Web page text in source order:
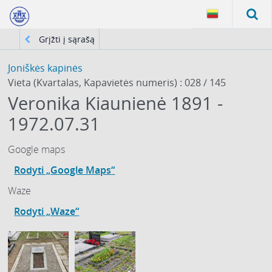
Grįžti į sąrašą
Joniškės kapinės
Vieta (Kvartalas, Kapavietės numeris) : 028 / 145
Veronika Kiaunienė 1891 -
1972.07.31
Google maps
Rodyti „Google Maps“
Waze
Rodyti „Waze“